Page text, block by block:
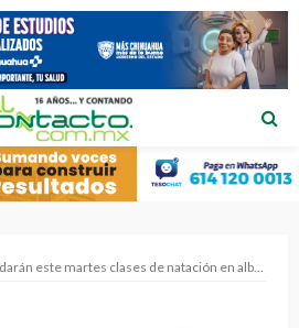
este martes clases de natación en alberca municipal “Niño Espino”.